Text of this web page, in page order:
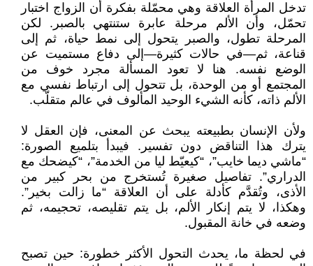
تدخل المرأة العلاقة وهي محمّلة بفكرة أن الزواج اختبار
تحمّل، وأن الألم مرحلة عابرة ستنتهي بالصبر. لكن
المرحلة تطول، والصبر يتحول إلى نمط حياة، ثم إلى
قناعة، ثم—في حالات كثيرة—إلى دفاع مستميت عن
الوضع نفسه. هنا لا تعود المسألة مجرد خوف من
المجتمع أو من الوحدة، بل تتحول إلى ارتباط نفسي مع
الألم ذاته، كأنه الشيء الوحيد المألوف في عالم متقلّب.
ولأن الإنسان بطبيعته يبحث عن المعنى، فإن العقل لا
يترك هذا التناقض دون تفسير. فيبدأ بتلميع الصورة:
“ماشي ديما خايب”، “كيعيّط ليا من الخدمة”، “كيضحك مع
الدراري”. تفاصيل صغيرة تُستخرج من بحر كبير من
الأذى، وتُقدَّم كأدلة على أن العلاقة “ما زالت بخير”.
وهكذا، لا يتم إنكار الألم، بل يتم تقليصه، تحجيمه، ثم
وضعه في خانة المقبول.
في لحظة ما، يحدث التحول الأكثر خطورة: حين تصبح